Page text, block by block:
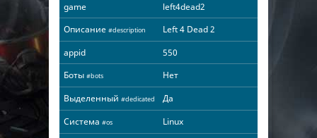
game
left4dead2
Описание #description
Left 4 Dead 2
appid
550
Боты #bots
Нет
Выделенный #dedicated
Да
Система #os
Linux